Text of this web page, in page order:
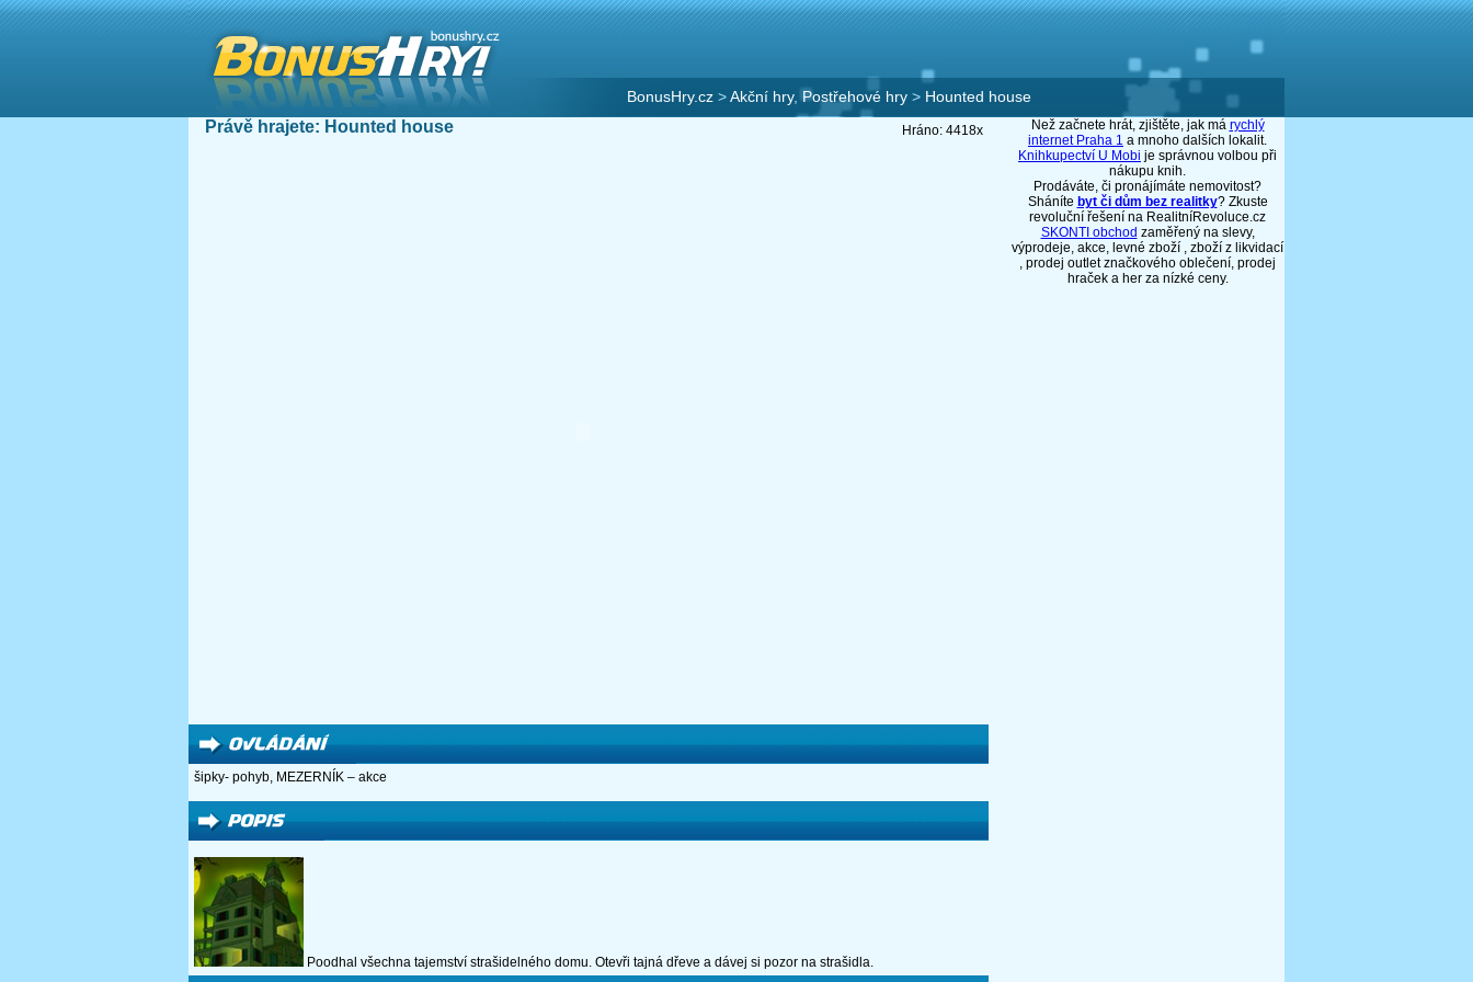
BonusHry.cz >Akční hry, Postřehové hry > Hounted house
Právě hrajete: Hounted house Hráno: 4418x
šipky- pohyb, MEZERNÍK – akce
Poodhal všechna tajemství strašidelného domu. Otevři tajná dřeve a dávej si pozor na strašidla.
Než začnete hrát, zjištěte, jak má rychlý
internet Praha 1 a mnoho dalších lokalit.
Knihkupectví U Mobi je správnou volbou při
nákupu knih.
Prodáváte, či pronájímáte nemovitost?
Sháníte byt či dům bez realitky? Zkuste
revoluční řešení na RealitníRevoluce.cz
SKONTI obchod zaměřený na slevy,
výprodeje, akce, levné zboží , zboží z likvidací
, prodej outlet značkového oblečení, prodej
hraček a her za nízké ceny.